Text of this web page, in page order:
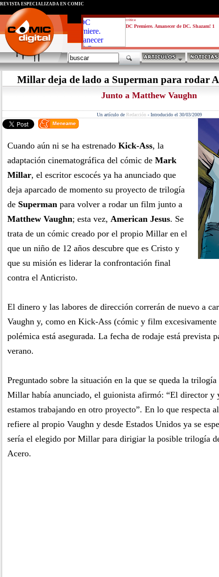
critica
DC Premiere. Amanecer de DC. Shazam! 1
REVISTA ESPECIALIZADA EN CÓMIC
Millar deja de lado a Superman para rodar
Junto a Matthew Vaughn
Un artículo de Redacción - Introducido el 30/03/2009
Cuando aún ni se ha estrenado Kick-Ass, la
adaptación cinematográfica del cómic de Mark
Millar, el escritor escocés ya ha anunciado que
deja aparcado de momento su proyecto de trilogía
de Superman para volver a rodar un film junto a
Matthew Vaughn; esta vez, American Jesus. Se
trata de un cómic creado por el propio Millar en el
que un niño de 12 años descubre que es Cristo y
que su misión es liderar la confrontación final
contra el Anticristo.
El dinero y las labores de dirección correrán de nuevo a
Vaughn y, como en Kick-Ass (cómic y film
polémica está asegurada. La fecha de rodaje está prevista
verano.
Preguntado sobre la situación en la que se queda la trilogía
Millar había anunciado, el guionista afirmó: “El director y
estamos trabajando en otro proyecto”. En lo que respecta
refiere al propio Vaughn y desde Estados Unidos ya se
sería el elegido por Millar para dirigiar la posible trilogía
Acero.